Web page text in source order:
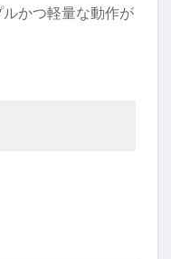
かつ軽量な動作が